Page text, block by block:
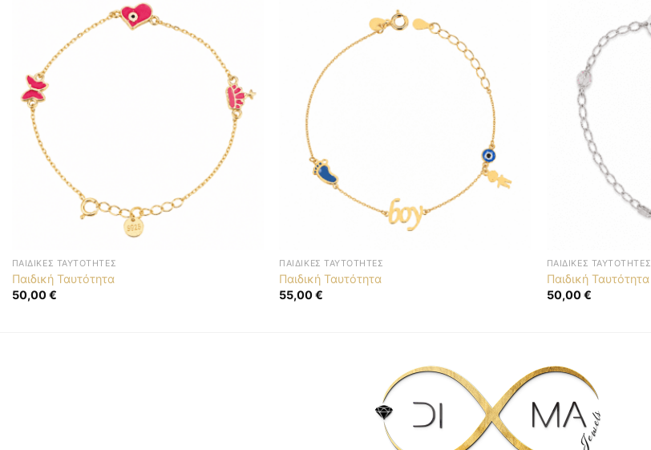
ΠΑΙΔΙΚΈΣ ΤΑΥΤΌΤΗΤΕΣ
Παιδική Ταυτότητα
50,00€
ΠΑΙΔΙΚΈΣ ΤΑΥΤΌΤΗΤΕΣ
Παιδική Ταυτότητα
55,00€
ΠΑΙΔΙΚΈΣ ΤΑΥΤΌΤΗΤΕΣ
Παιδική Ταυτότητα
50,00€